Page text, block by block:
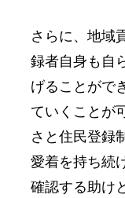
さらに、地域
録者自身も自
げることがで
ていくことが
さと住民登録
愛着を持ち続
確認する助け